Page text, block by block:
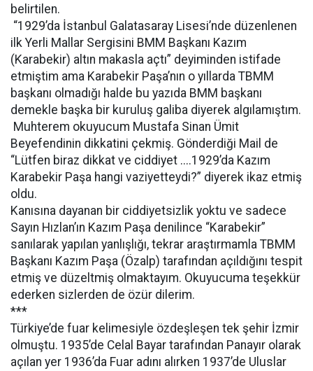
belirtilen.
“1929’da İstanbul Galatasaray Lisesi’nde düzenlenen
ilk Yerli Mallar Sergisini BMM Başkanı Kazım
(Karabekir) altın makasla açtı” deyiminden istifade
etmiştim ama Karabekir Paşa’nın o yıllarda TBMM
başkanı olmadığı halde bu yazıda BMM başkanı
demekle başka bir kuruluş galiba diyerek algılamıştım.
Muhterem okuyucum Mustafa Sinan Ümit
Beyefendinin dikkatini çekmiş. Gönderdiği Mail de
“Lütfen biraz dikkat ve ciddiyet ....1929’da Kazım
Karabekir Paşa hangi vaziyetteydi?” diyerek ikaz etmiş
oldu.
Kanısına dayanan bir ciddiyetsizlik yoktu ve sadece
Sayın Hızlan’ın Kazım Paşa denilince “Karabekir”
sanılarak yapılan yanlışlığı, tekrar araştırmamla TBMM
Başkanı Kazım Paşa (Özalp) tarafından açıldığını tespit
etmiş ve düzeltmiş olmaktayım. Okuyucuma teşekkür
ederken sizlerden de özür dilerim.
***
Türkiye’de fuar kelimesiyle özdeşleşen tek şehir İzmir
olmuştu. 1935’de Celal Bayar tarafından Panayır olarak
açılan yer 1936’da Fuar adını alırken 1937’de Uluslar